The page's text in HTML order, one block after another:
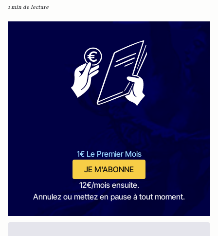
1 min de lecture
1€ Le Premier Mois
JE M'ABONNE
12€/mois ensuite.
Annulez ou mettez en pause à tout moment.